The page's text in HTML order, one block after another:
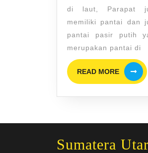
di
Parapat,
Danau
Toba
di laut, Parapat
memiliki pantai dan
pantai pasir putih
merupakan pantai di
READ MORE
Sumatera